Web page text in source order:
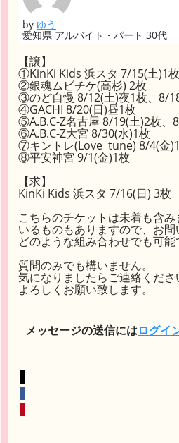
by ゆう
愛知県 アルバイト・パート 30代
【譲】
①KinKi Kids 浜スタ 7/15(土)1枚
②銀魂ムビチケ(高杉) 2枚
③のど自慢 8/12(土)夜1枚、8/
④GACHI 8/20(日)昼1枚
⑤A.B.C-Z名古屋 8/19(土)2枚、
⑥A.B.C-Z大宮 8/30(水)1枚
⑦キントレ(Loveｰtune) 8/4(金
⑧平安神宮 9/1(金)1枚
【求】
KinKi Kids 浜スタ 7/16(日) 3枚
こちらのチケットは未着も含
いるものもありますので、お問
どのような組み合わせでも可能
質問のみでも構いません。
気になりましたらご連絡くださ
よろしくお願い致します。
メッセージの送信にはログイ